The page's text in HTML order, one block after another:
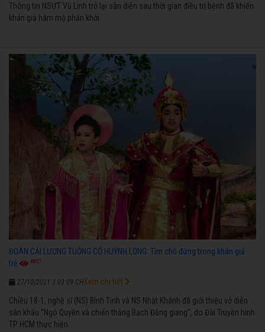
Thông tin NSƯT Vũ Linh trở lại sàn diễn sau thời gian điều trị bệnh đã khiến
khán giả hâm mộ phấn khởi.
ĐOÀN CẢI LƯƠNG TUỒNG CỔ HUỲNH LONG: Tìm chỗ đứng trong khán giả
trẻ
4807
27/10/2021 3:03:09 CH
Chiều 18-1, nghệ sĩ (NS) Bình Tinh và NS Nhật Khánh đã giới thiệu vở diễn
sân khấu "Ngô Quyền và chiến thắng Bạch Đằng giang", do Đài Truyền hình
TP HCM thực hiện.
Xem chi tiết